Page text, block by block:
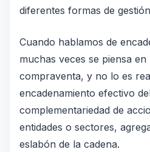
diferentes formas de
Cuando hablamos de
muchas veces se piensa
compraventa, y no lo es
encadenamiento efectivo
complementariedad de
entidades o sectores,
eslabón de la cadena.